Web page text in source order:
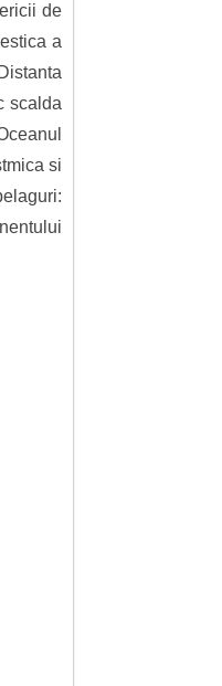
de
a
scalda
si